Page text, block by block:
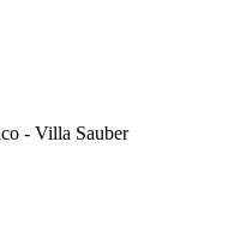
- Villa Sauber